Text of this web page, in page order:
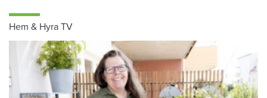
Hem & Hyra TV